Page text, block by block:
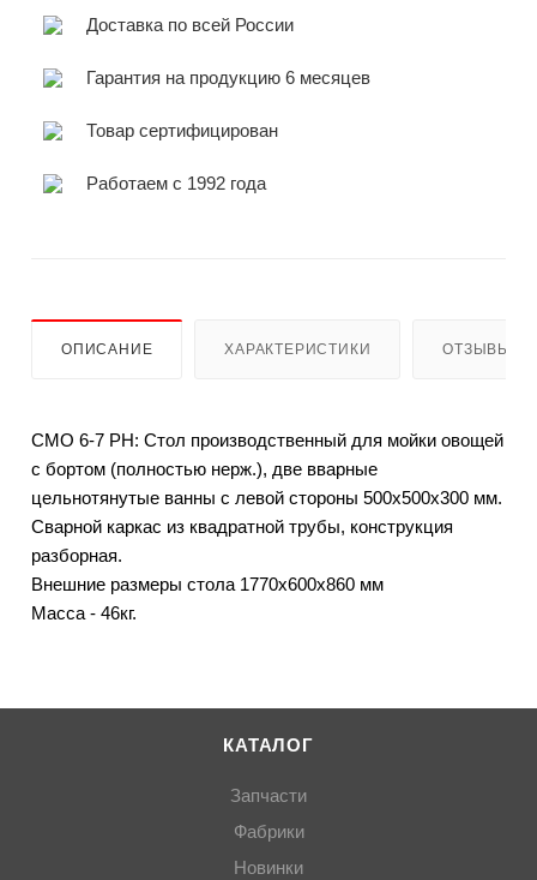
Доставка по всей России
Гарантия на продукцию 6 месяцев
Товар сертифицирован
Работаем с 1992 года
ОПИСАНИЕ ХАРАКТЕРИСТИКИ ОТЗЫВЫ
СМО 6-7 РН: Стол производственный для мойки овощей
с бортом (полностью нерж.), две вварные
цельнотянутые ванны с левой стороны 500х500х300 мм.
Сварной каркас из квадратной трубы, конструкция
разборная.
Внешние размеры стола 1770х600х860 мм
Масса - 46кг.
КАТАЛОГ
Запчасти
Фабрики
Новинки